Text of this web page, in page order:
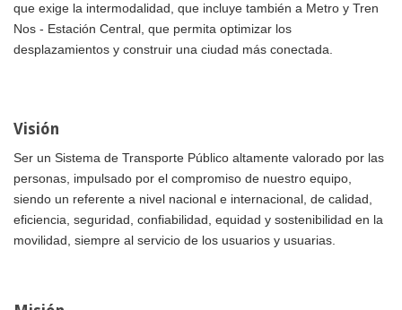
que exige la intermodalidad, que incluye también a Metro y Tren
Nos - Estación Central, que permita optimizar los
desplazamientos y construir una ciudad más conectada.
Visión
Ser un Sistema de Transporte Público altamente valorado por las
personas, impulsado por el compromiso de nuestro equipo,
siendo un referente a nivel nacional e internacional, de calidad,
eficiencia, seguridad, confiabilidad, equidad y sostenibilidad en la
movilidad, siempre al servicio de los usuarios y usuarias.